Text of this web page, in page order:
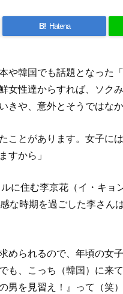
B! Hatena
や韓国でも話題となった
女性達からすれば、ソク
や、意外とそうではなか
ことがあります。女子に
すから」
に住む李京花（イ・キョ
な時期を過ごした李さん
められるので、年頃の女
も、こっち（韓国）に来
男を見習え！』って（笑）